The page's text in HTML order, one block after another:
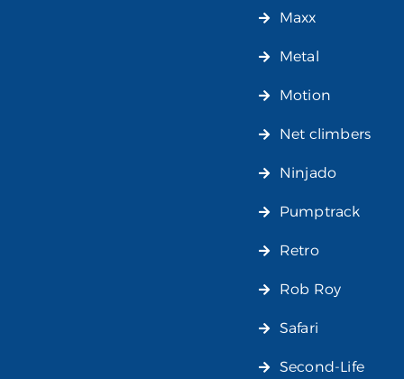
Maxx
Metal
Motion
Net climbers
Ninjado
Pumptrack
Retro
Rob Roy
Safari
Second-Life